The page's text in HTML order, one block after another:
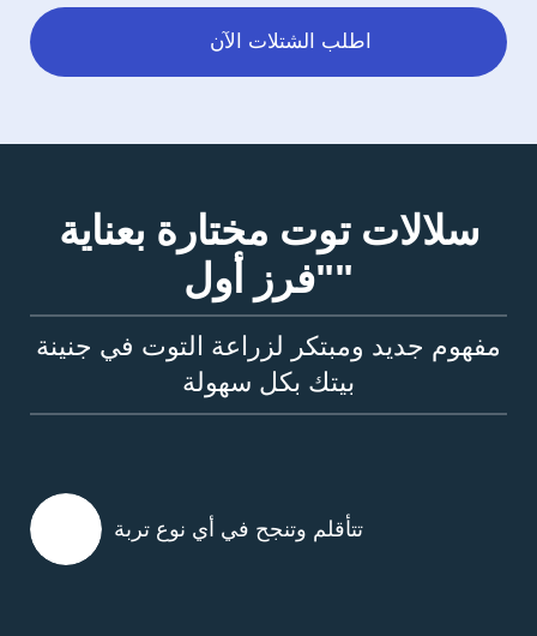
اطلب الشتلات الآن
سلالات توت مختارة بعناية
"فرز أول"
مفهوم جديد ومبتكر لزراعة التوت في جنينة
بيتك بكل سهولة
تتأقلم وتنجح في أي نوع تربة